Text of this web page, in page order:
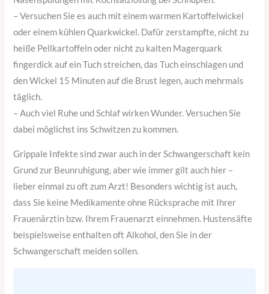
– Versuchen Sie es auch mit einem warmen Kartoffelwickel
oder einem kühlen Quarkwickel. Dafür zerstampfte, nicht zu
heiße Pellkartoffeln oder nicht zu kalten Magerquark
fingerdick auf ein Tuch streichen, das Tuch einschlagen und
den Wickel 15 Minuten auf die Brust legen, auch mehrmals
täglich.
– Auch viel Ruhe und Schlaf wirken Wunder. Versuchen Sie
dabei möglichst ins Schwitzen zu kommen.
Grippale Infekte sind zwar auch in der Schwangerschaft kein
Grund zur Beunruhigung, aber wie immer gilt auch hier –
lieber einmal zu oft zum Arzt! Besonders wichtig ist auch,
dass Sie keine Medikamente ohne Rücksprache mit Ihrer
Frauenärztin bzw. Ihrem Frauenarzt einnehmen. Hustensäfte
beispielsweise enthalten oft Alkohol, den Sie in der
Schwangerschaft meiden sollen.